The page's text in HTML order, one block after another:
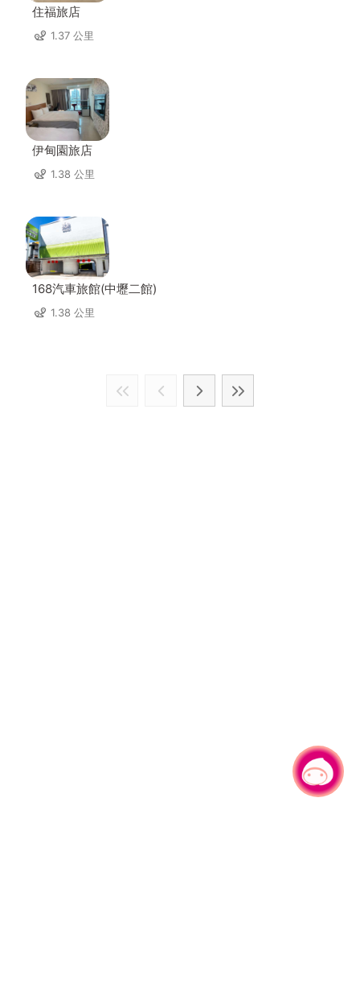
住福旅店
1.37 公里
伊甸園旅店
1.38 公里
168汽車旅館(中壢二館)
1.38 公里